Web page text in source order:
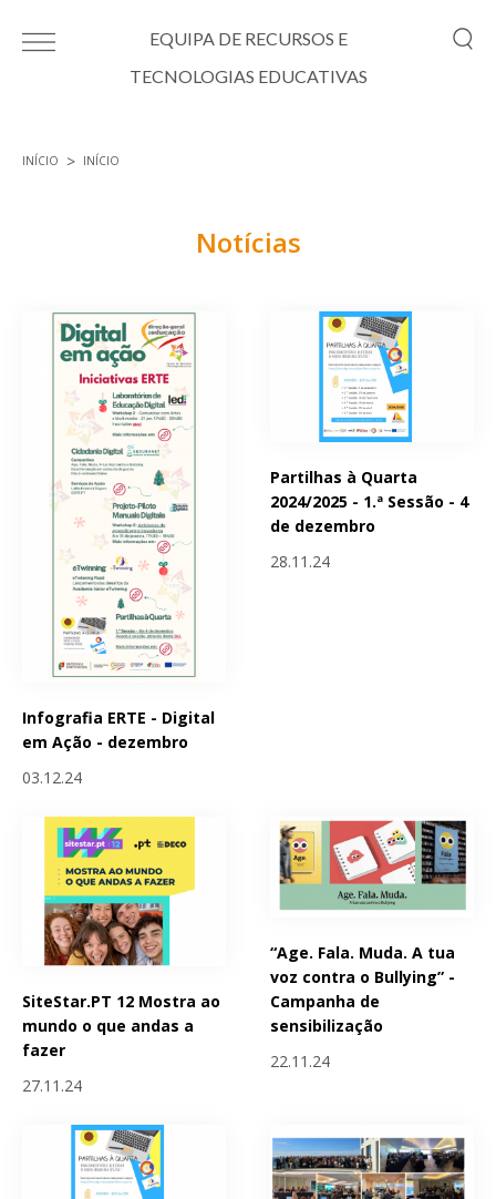
EQUIPA DE RECURSOS E
TECNOLOGIAS EDUCATIVAS
INÍCIO INÍCIO
Notícias
Infografia ERTE - Digital
em Ação - dezembro
03.12.24
Partilhas à Quarta
2024/2025 - 1.ª Sessão - 4
de dezembro
28.11.24
SiteStar.PT 12 Mostra ao
mundo o que andas a
fazer
27.11.24
“Age. Fala. Muda. A tua
voz contra o Bullying” -
Campanha de
sensibilização
22.11.24
Páginas